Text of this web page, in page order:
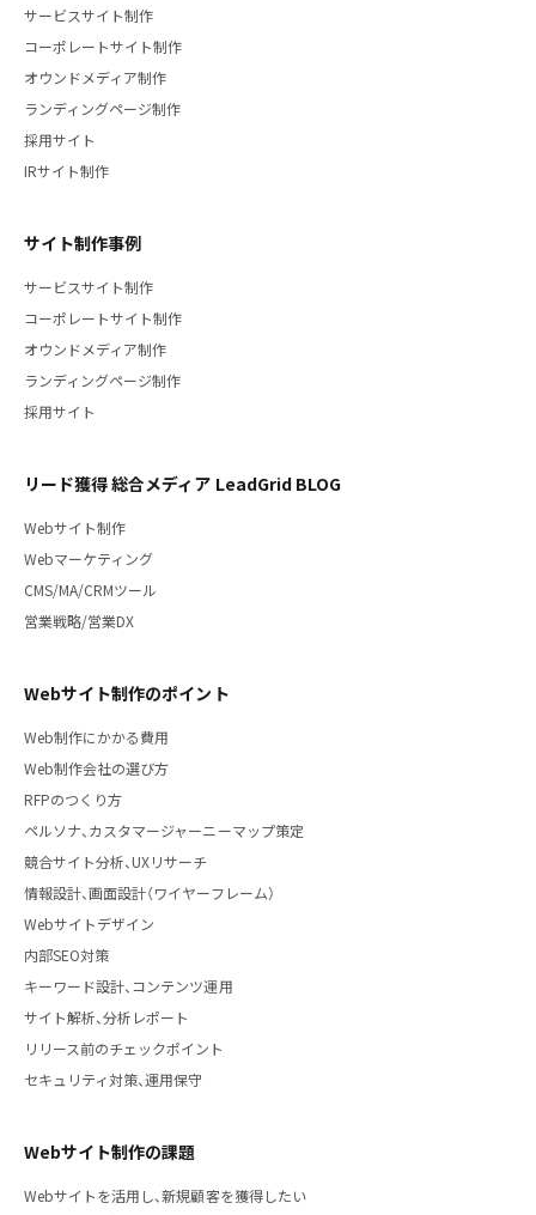
サービスサイト制作
コーポレートサイト制作
オウンドメディア制作
ランディングページ制作
採用サイト
IRサイト制作
サイト制作事例
サービスサイト制作
コーポレートサイト制作
オウンドメディア制作
ランディングページ制作
採用サイト
リード獲得 総合メディア LeadGrid BLOG
Webサイト制作
Webマーケティング
CMS/MA/CRMツール
営業戦略/営業DX
Webサイト制作のポイント
Web制作にかかる費用
Web制作会社の選び方
RFPのつくり方
ペルソナ、カスタマージャーニーマップ策定
競合サイト分析、UXリサーチ
情報設計、画面設計（ワイヤーフレーム）
Webサイトデザイン
内部SEO対策
キーワード設計、コンテンツ運用
サイト解析、分析レポート
リリース前のチェックポイント
セキュリティ対策、運用保守
Webサイト制作の課題
Webサイトを活用し、新規顧客を獲得したい